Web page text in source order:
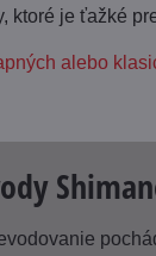
ktoré je ťažké
alebo